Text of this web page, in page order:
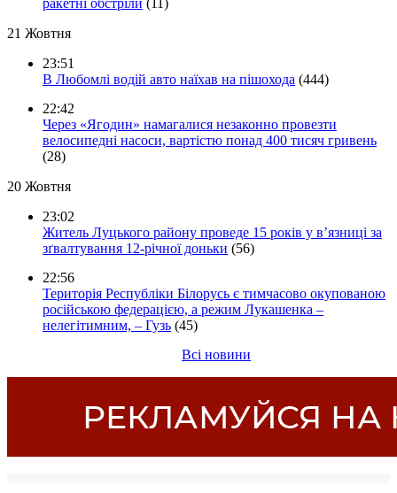
ракетні обстріли (11)
21 Жовтня
23:51
В Любомлі водій авто наїхав на пішохода (444)
22:42
Через «Ягодин» намагалися незаконно провезти
велосипедні насоси, вартістю понад 400 тисяч гривень
(28)
20 Жовтня
23:02
Житель Луцького району проведе 15 років у в’язниці за
зґвалтування 12-річної доньки (56)
22:56
Територія Республіки Білорусь є тимчасово окупованою
російською федерацією, а режим Лукашенка –
нелегітимним, – Гузь (45)
Всі новини